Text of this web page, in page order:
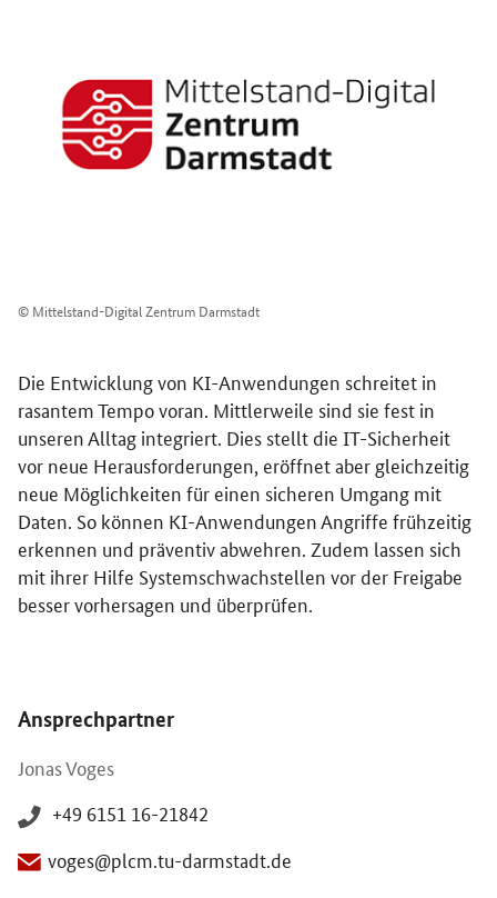
© Mittelstand-Digital Zentrum Darmstadt
Die Entwicklung von KI-Anwendungen schreitet in
rasantem Tempo voran. Mittlerweile sind sie fest in
unseren Alltag integriert. Dies stellt die IT-Sicherheit
vor neue Herausforderungen, eröffnet aber gleichzeitig
neue Möglichkeiten für einen sicheren Umgang mit
Daten. So können KI-Anwendungen Angriffe frühzeitig
erkennen und präventiv abwehren. Zudem lassen sich
mit ihrer Hilfe Systemschwachstellen vor der Freigabe
besser vorhersagen und überprüfen.
Ansprechpartner
Jonas Voges
Öffnet Einzelsicht
+49 6151 16-21842
voges@plcm.tu-darmstadt.de